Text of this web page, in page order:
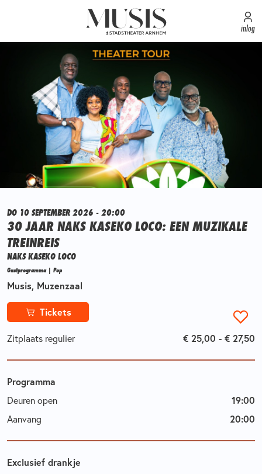
inlog
DO 10 SEPTEMBER 2026 - 20:00
30 JAAR NAKS KASEKO LOCO: EEN MUZIKALE
TREINREIS
NAKS KASEKO LOCO
Gastprogramma | Pop
Musis, Muzenzaal
Tickets
Zitplaats regulier € 25,00 - € 27,50
Programma
Deuren open
Aanvang
19:00
20:00
Exclusief drankje